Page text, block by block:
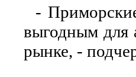
-
выгодным для
рынке, -